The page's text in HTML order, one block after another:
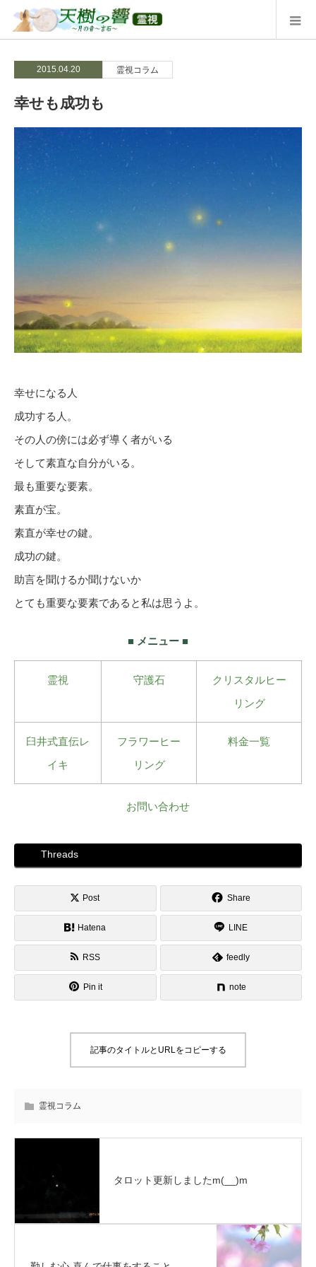
2015.04.20 霊視コラム
幸せも成功も
幸せになる人
成功する人。
その人の傍には必ず導く者がいる
そして素直な自分がいる。
最も重要な要素。
素直が宝。
素直が幸せの鍵。
成功の鍵。
助言を聞けるか聞けないか
とても重要な要素であると私は思うよ。
■ メニュー ■
霊視 守護石
クリスタルヒー
リング
臼井式直伝レ
イキ
フラワーヒー
リング
料金一覧
お問い合わせ
Threads
Post Share
Hatena LINE
RSS feedly
Pin it note
記事のタイトルとURLをコピーする
霊視コラム
タロット更新しましたm(__)m